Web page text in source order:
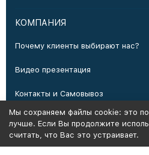
КОМПАНИЯ
Почему клиенты выбирают нас?
Видео презентация
Контакты и Самовывоз
Производство
Мы сохраняем файлы cookie: это
лучше. Если Вы продолжите
считать, что Вас это устраивает.